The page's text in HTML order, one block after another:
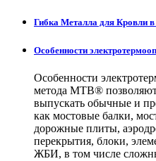
Гибка Металла для Кровли
Особенности
Особенности
метода МТВ® позволяют
выпускать обычные и
как мостовые балки,
дорожные плиты,
перекрытия, блоки,
ЖБИ, в том числе